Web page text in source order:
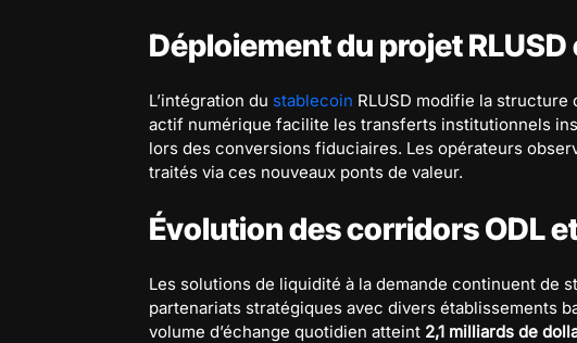
Déploiement du projet
L’intégration du stablecoin RLUSD modifie la
actif numérique facilite les transferts institutionnels
lors des conversions fiduciaires. Les opérateurs
traités via ces nouveaux ponts de valeur.
Évolution des corridors ODL
Les solutions de liquidité à la demande continuent de
partenariats stratégiques avec divers établissements
volume d’échange quotidien atteint 2,1 milliards de